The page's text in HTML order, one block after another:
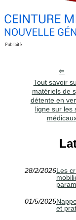
Tout savoir
matériels de
détente en
ligne sur les
28/2/2026Les
01/5/2025
et